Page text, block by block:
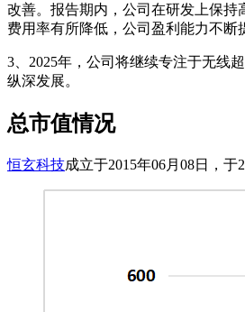
改善。报告期内，公司在研发上保持
费用率有所降低，公司盈利能力不断
3、2025年，公司将继续专注于无线
纵深发展。
总市值情况
恒玄科技成立于2015年06月08日，于